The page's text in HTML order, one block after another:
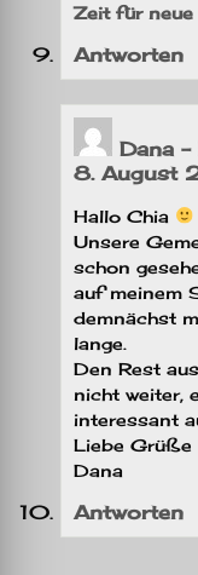
Zeit für neue
Antworten
Dana -
8. August
Hallo Chia
Unsere
schon
auf meinem
demnächst
lange.
Den Rest
nicht weiter,
interessant
Liebe Grüße
Dana
Antworten